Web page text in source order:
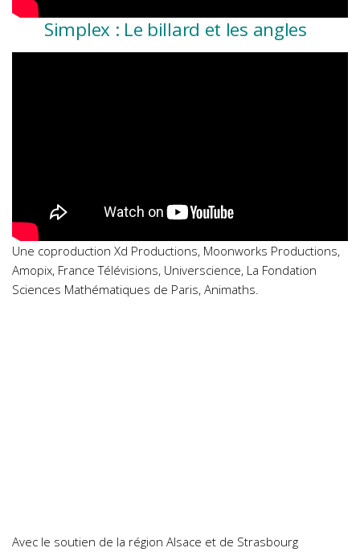
Simplex : Le billard et les angles
Une coproduction Xd Productions, Moonworks Productions,
Amopix, France Télévisions, Universcience, La Fondation
Sciences Mathématiques de Paris, Animaths.
Avec le soutien de la région Alsace et de Strasbourg